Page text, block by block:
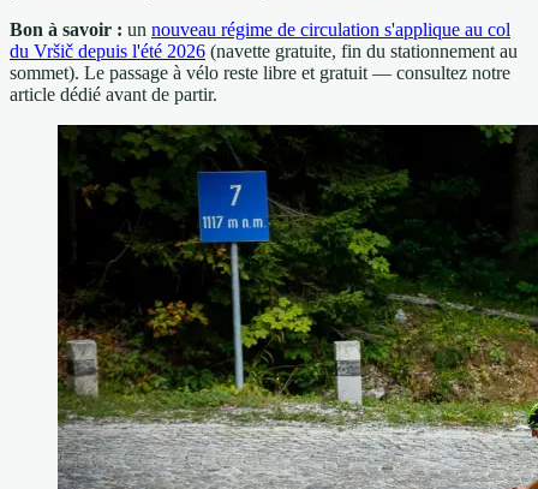
Bon à savoir : un nouveau régime de circulation s'applique au col
du Vršič depuis l'été 2026 (navette gratuite, fin du stationnement au
sommet). Le passage à vélo reste libre et gratuit — consultez notre
article dédié avant de partir.